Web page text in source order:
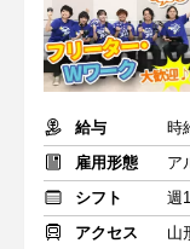
給与
雇用形態
ア
シフト
週
アクセス
山